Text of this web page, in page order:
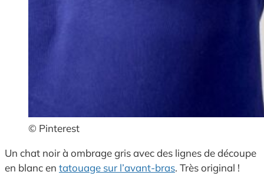
© Pinterest
Un chat noir à ombrage gris avec des lignes de découpe
en blanc en tatouage sur l’avant-bras. Très original !